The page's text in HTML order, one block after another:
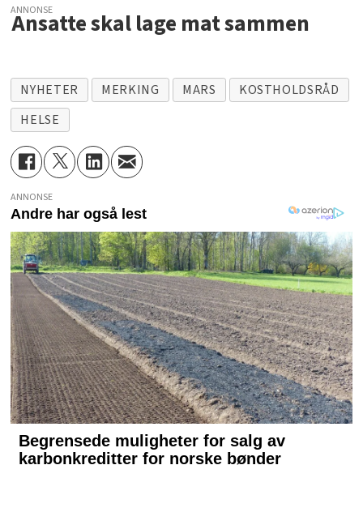
ANNONSE
Ansatte skal lage mat sammen
NYHETER MERKING MARS
KOSTHOLDSRÅD
HELSE
ANNONSE